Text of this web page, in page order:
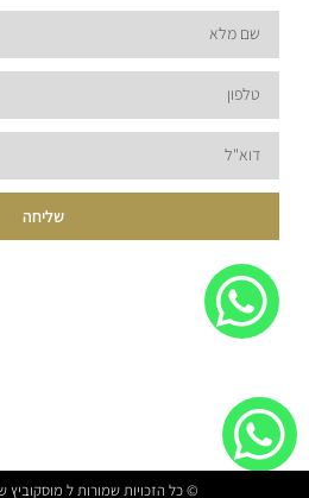
שליחה
© כל הזכויות שמורות ל מוסקוביץ